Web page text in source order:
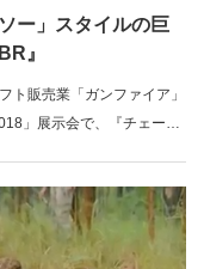
ー」スタイルの巨
』
ト販売業「ガンファイア」
」展示会で、『チェーン